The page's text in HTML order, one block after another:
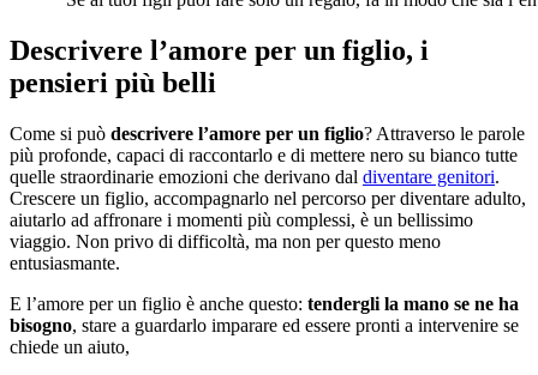
Descrivere l’amore per un figlio, i
pensieri più belli
Come si può descrivere l’amore per un figlio? Attraverso le parole
più profonde, capaci di raccontarlo e di mettere nero su bianco tutte
quelle straordinarie emozioni che derivano dal diventare genitori.
Crescere un figlio, accompagnarlo nel percorso per diventare adulto,
aiutarlo ad affronare i momenti più complessi, è un bellissimo
viaggio. Non privo di difficoltà, ma non per questo meno
entusiasmante.
E l’amore per un figlio è anche questo: tendergli la mano se ne ha
bisogno, stare a guardarlo imparare ed essere pronti a intervenire se
chiede un aiuto,